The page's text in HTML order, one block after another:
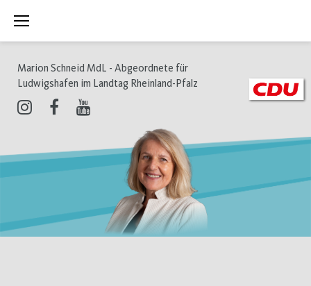
Inhalt
Marion Schneid MdL - Abgeordnete für
Ludwigshafen im Landtag Rheinland-Pfalz